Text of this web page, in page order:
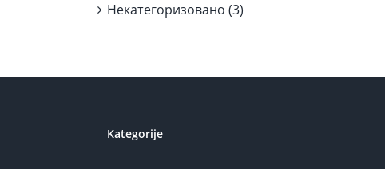
Некатегоризовано (3)
Kategorije